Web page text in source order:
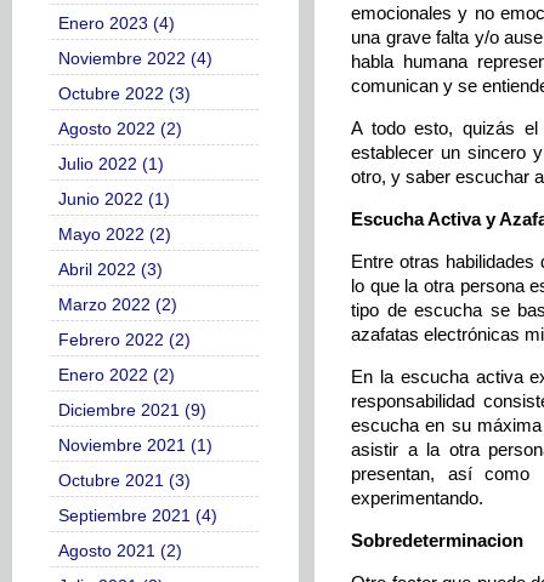
Enero 2023 (4)
Noviembre 2022 (4)
Octubre 2022 (3)
Agosto 2022 (2)
Julio 2022 (1)
Junio 2022 (1)
Mayo 2022 (2)
Abril 2022 (3)
Marzo 2022 (2)
Febrero 2022 (2)
Enero 2022 (2)
Diciembre 2021 (9)
Noviembre 2021 (1)
Octubre 2021 (3)
Septiembre 2021 (4)
Agosto 2021 (2)
emocionales y no
una grave falta y/o
habla humana
comunican y se
A todo esto, quizás el
establecer un sincero
otro, y saber escuchar
Escucha Activa y
Entre otras
lo que la otra persona
tipo de escucha se
azafatas electrónicas
En la escucha activa
responsabilidad
escucha en su
asistir a la otra
presentan, así como
experimentando.
Sobredeterminacion